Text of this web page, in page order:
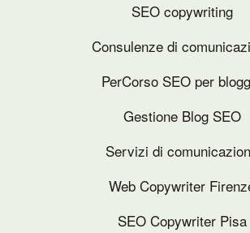
SEO copywriting
Consulenze di
PerCorso SEO per
Gestione Blog SEO
Servizi di
Web Copywriter
SEO Copywriter Pisa